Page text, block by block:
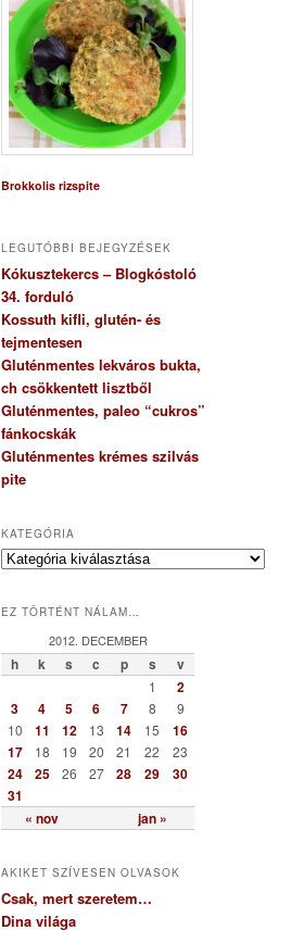
Brokkolis rizspite
LEGUTÓBBI BEJEGYZÉSEK
Kókusztekercs – Blogkóstoló
34. forduló
Kossuth kifli, glutén- és
tejmentesen
Gluténmentes lekváros bukta,
ch csökkentett lisztből
Gluténmentes, paleo “cukros”
fánkocskák
Gluténmentes krémes szilvás
pite
KATEGÓRIA
K
e
r
EZ TÖRTÉNT NÁLAM…
2012. DECEMBER
h k s c p s v
« nov jan »
1
2
3
4 5 6 7 8
9
10
11 12 13 14 15
16
17
18 19 20 21 22 23
24 25 26 27 28 29
30
31
AKIKET SZÍVESEN OLVASOK
Csak, mert szeretem…
Dina világa